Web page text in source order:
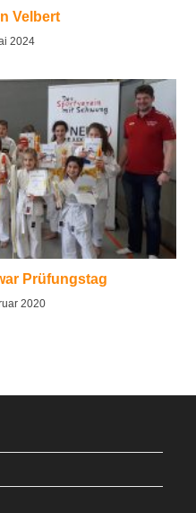
Velbert
2024
Prüfungstag
2020